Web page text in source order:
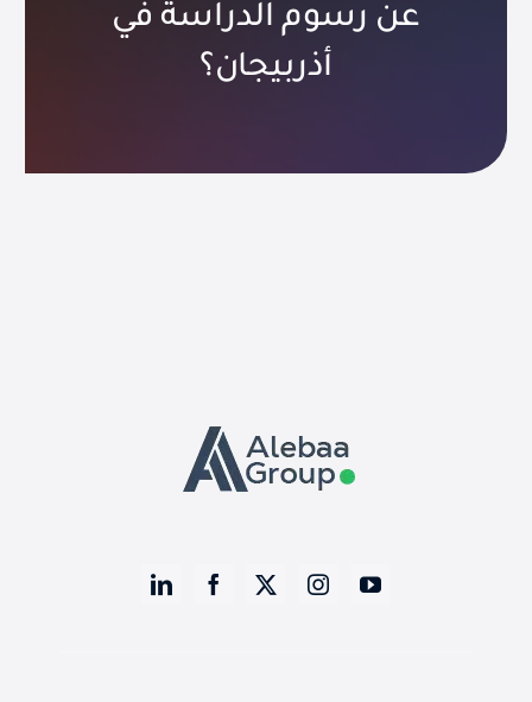
عن رسوم الدراسة في
أذربيجان؟